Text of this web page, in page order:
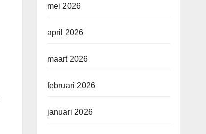
mei 2026
april 2026
maart 2026
februari 2026
januari 2026